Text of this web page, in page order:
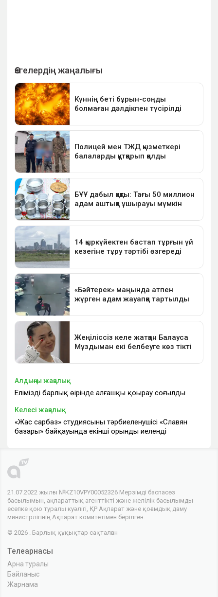
Алдыңғы жаңалық
Еліміздің барлық өңірінде алғашқы қоңырау соғылды
Келесі жаңалық
«Жас сарбаз» студиясының тәрбиеленушісі «Славян
базары» байқауында екінші орынды иеленді
21.07.2022 жылғы №KZ10VPY00052326 Мерзімді баспасөз
басылымын, ақпараттық агенттікті және желілік басылымды
есепке қою туралы куәлігі, ҚР Ақпарат және қоғамдық даму
министрлігінің Ақпарат комитетімен берілген.
© 2026 . Барлық құқықтар сақталған
Телеарнасы
Арна туралы
Байланыс
Жарнама